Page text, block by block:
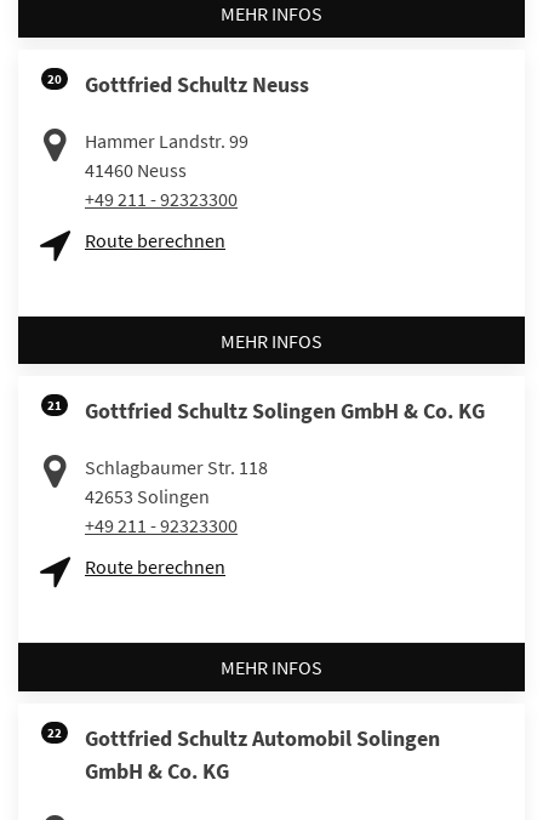
MEHR INFOS
20 Gottfried Schultz Neuss
Hammer Landstr. 99
41460 Neuss
+49 211 - 92323300
Route berechnen
MEHR INFOS
21 Gottfried Schultz Solingen GmbH & Co. KG
Schlagbaumer Str. 118
42653 Solingen
+49 211 - 92323300
Route berechnen
MEHR INFOS
22
Gottfried Schultz Automobil Solingen
GmbH & Co. KG